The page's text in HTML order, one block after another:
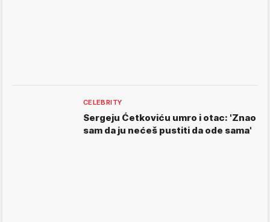
CELEBRITY
Sergeju Ćetkoviću umro i otac: 'Znao
sam da ju nećeš pustiti da ode sama'